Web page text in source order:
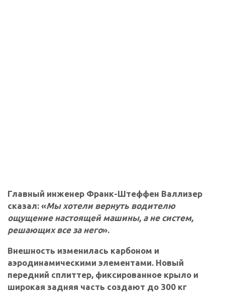
Главный инженер Франк-Штеффен Валлизер
сказал: «Мы хотели вернуть водителю
ощущение настоящей машины, а не систем,
решающих все за него».
Внешность изменилась карбоном и
аэродинамическими элементами. Новый
передний сплиттер, фиксированное крыло и
широкая задняя часть создают до 300 кг